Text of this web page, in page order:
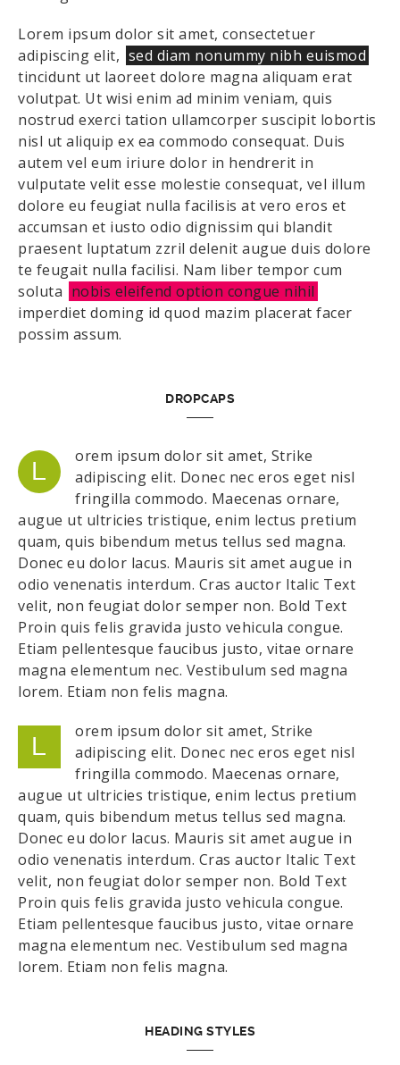
Lorem ipsum dolor sit amet, consectetuer
adipiscing elit, sed diam nonummy nibh euismod
tincidunt ut laoreet dolore magna aliquam erat
volutpat. Ut wisi enim ad minim veniam, quis
nostrud exerci tation ullamcorper suscipit lobortis
nisl ut aliquip ex ea commodo consequat. Duis
autem vel eum iriure dolor in hendrerit in
vulputate velit esse molestie consequat, vel illum
dolore eu feugiat nulla facilisis at vero eros et
accumsan et iusto odio dignissim qui blandit
praesent luptatum zzril delenit augue duis dolore
te feugait nulla facilisi. Nam liber tempor cum
soluta nobis eleifend option congue nihil
imperdiet doming id quod mazim placerat facer
possim assum.
DROPCAPS
L
orem ipsum dolor sit amet, Strike
adipiscing elit. Donec nec eros eget nisl
fringilla commodo. Maecenas ornare,
augue ut ultricies tristique, enim lectus pretium
quam, quis bibendum metus tellus sed magna.
Donec eu dolor lacus. Mauris sit amet augue in
odio venenatis interdum. Cras auctor Italic Text
velit, non feugiat dolor semper non. Bold Text
Proin quis felis gravida justo vehicula congue.
Etiam pellentesque faucibus justo, vitae ornare
magna elementum nec. Vestibulum sed magna
lorem. Etiam non felis magna.
L
orem ipsum dolor sit amet, Strike
adipiscing elit. Donec nec eros eget nisl
fringilla commodo. Maecenas ornare,
augue ut ultricies tristique, enim lectus pretium
quam, quis bibendum metus tellus sed magna.
Donec eu dolor lacus. Mauris sit amet augue in
odio venenatis interdum. Cras auctor Italic Text
velit, non feugiat dolor semper non. Bold Text
Proin quis felis gravida justo vehicula congue.
Etiam pellentesque faucibus justo, vitae ornare
magna elementum nec. Vestibulum sed magna
lorem. Etiam non felis magna.
HEADING STYLES